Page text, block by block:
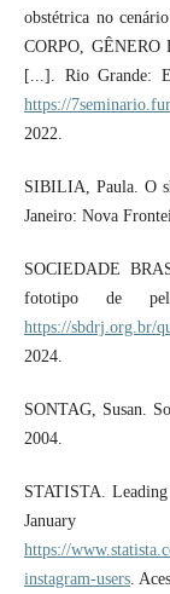
obstétrica no
CORPO,
[...]. Rio Grande:
https://
2022.
SIBILIA, Paula. O
Janeiro: Nova
SOCIEDADE
fototipo de
https://sbdrj.org.br/
2024.
SONTAG, Susan.
2004.
STATISTA.
January
https://
instagram-users.